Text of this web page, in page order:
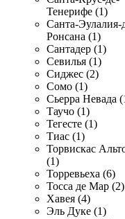
Тенерифе (1)
Санта-Эулалия-
Ронсана (1)
Сантадер (1)
Севилья (1)
Сиджес (2)
Сомо (1)
Сьерра Невада
Таучо (1)
Тегесте (1)
Тиас (1)
Торвискас
(1)
Торревьеха (6)
Тосса де Мар (2)
Хавея (4)
Эль Дуке (1)